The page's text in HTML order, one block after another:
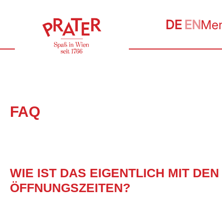
DE EN
FAQ
WIE IST DAS EIGENTLICH MIT DEN
ÖFFNUNGSZEITEN?